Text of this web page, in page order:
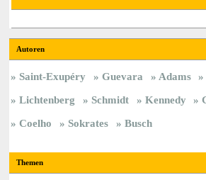
Autoren
Saint-Exupéry Guevara Adams
Lichtenberg
Schmidt Kennedy
Coelho
Sokrates Busch
Themen